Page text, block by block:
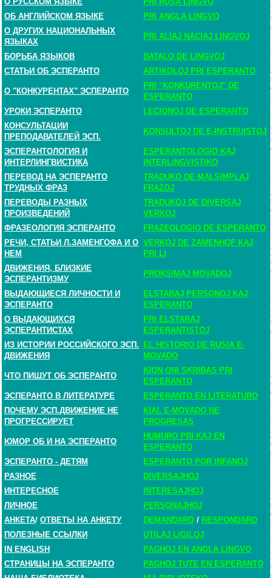
ОБ АНГЛИЙСКОМ ЯЗЫКЕ
PRI ANGLA LINGVO
О ДРУГИХ НАЦИОНАЛЬНЫХ
ЯЗЫКАХ
PRI ALIAJ NACIAJ LINGVOJ
БОРЬБА ЯЗЫКОВ
BATALO DE LINGVOJ
СТАТЬИ ОБ ЭСПЕРАНТО
ARTIKOLOJ PRI ESPERANTO
О "КОНКУРЕНТАХ" ЭСПЕРАНТО
PRI "KONKURENTOJ" DE
ESPERANTO
УРОКИ ЭСПЕРАНТО
LECIONOJ DE ESPERANTO
КОНСУЛЬТАЦИИ
ПРЕПОДАВАТЕЛЕЙ ЭСП.
KONSULTOJ DE E-INSTRUISTOJ
ЭСПЕРАНТОЛОГИЯ И
ИНТЕРЛИНГВИСТИКА
ESPERANTOLOGIO KAJ
INTERLINGVISTIKO
ПЕРЕВОД НА ЭСПЕРАНТО
ТРУДНЫХ ФРАЗ
TRADUKO DE MALSIMPLAJ
FRAZOJ
ПЕРЕВОДЫ РАЗНЫХ
ПРОИЗВЕДЕНИЙ
TRADUKOJ DE DIVERSAJ
VERKOJ
ФРАЗЕОЛОГИЯ ЭСПЕРАНТО
FRAZEOLOGIO DE ESPERANTO
РЕЧИ, СТАТЬИ Л.ЗАМЕНГОФА И О
НЕМ
VERKOJ DE ZAMENHOF KAJ
PRI LI
ДВИЖЕНИЯ, БЛИЗКИЕ
ЭСПЕРАНТИЗМУ
PROKSIMAJ MOVADOJ
ВЫДАЮЩИЕСЯ ЛИЧНОСТИ И
ЭСПЕРАНТО
ELSTARAJ PERSONOJ KAJ
ESPERANTO
О ВЫДАЮЩИХСЯ
ЭСПЕРАНТИСТАХ
PRI ELSTARAJ
ESPERANTISTOJ
ИЗ ИСТОРИИ РОССИЙСКОГО ЭСП.
ДВИЖЕНИЯ
EL HISTORIO DE RUSIA E-
MOVADO
ЧТО ПИШУТ ОБ ЭСПЕРАНТО
KION ONI SKRIBAS PRI
ESPERANTO
ЭСПЕРАНТО В ЛИТЕРАТУРЕ
ESPERANTO EN LITERATURO
ПОЧЕМУ ЭСП.ДВИЖЕНИЕ НЕ
ПРОГРЕССИРУЕТ
KIAL E-MOVADO NE
PROGRESAS
ЮМОР ОБ И НА ЭСПЕРАНТО
HUMURO PRI KAJ EN
ESPERANTO
ЭСПЕРАНТО - ДЕТЯМ
ESPERANTO POR INFANOJ
РАЗНОЕ
DIVERSAJHOJ
ИНТЕРЕСНОЕ
INTERESAJHOJ
ЛИЧНОЕ
PERSONAJHOJ
АНКЕТА/ ОТВЕТЫ НА АНКЕТУ DEMANDARO / RESPONDARO
ПОЛЕЗНЫЕ ССЫЛКИ
UTILAJ LIGILOJ
IN ENGLISH
PAGHOJ EN ANGLA LINGVO
СТРАНИЦЫ НА ЭСПЕРАНТО
PAGHOJ TUTE EN ESPERANTO